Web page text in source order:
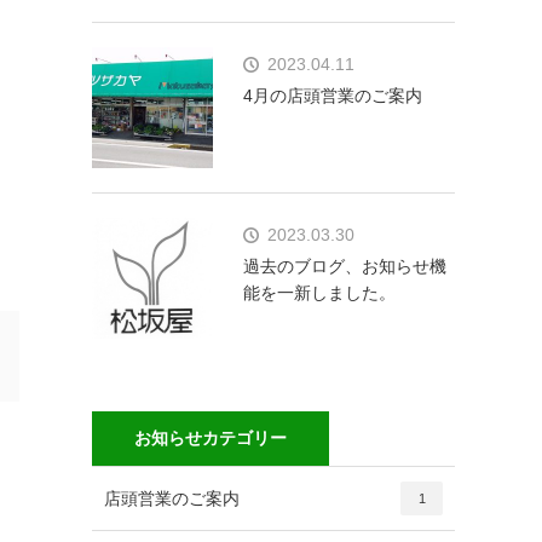
2023.04.11
4月の店頭営業のご案内
2023.03.30
過去のブログ、お知らせ機
能を一新しました。
お知らせカテゴリー
店頭営業のご案内 1